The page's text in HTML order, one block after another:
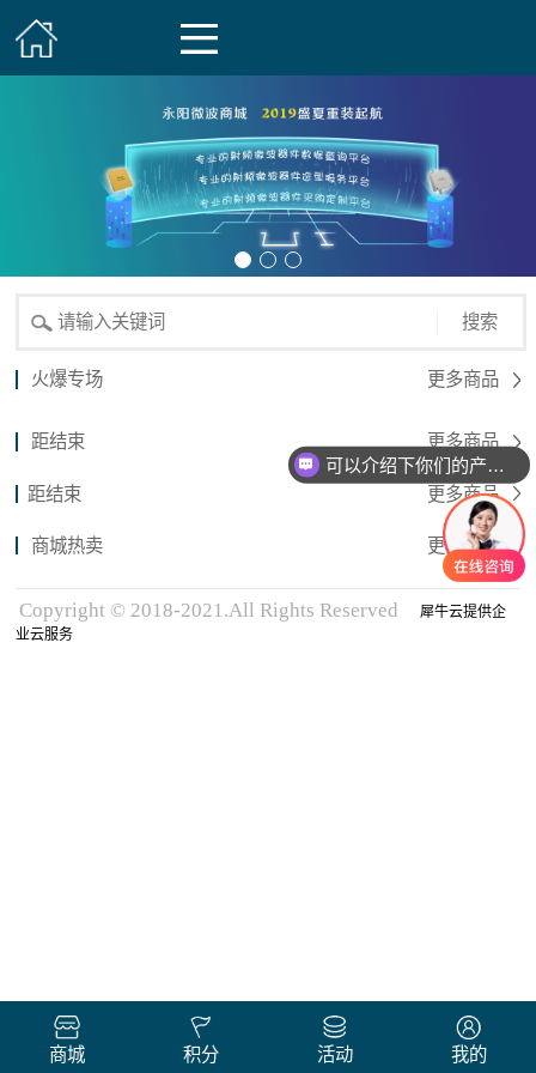
搜索
火爆专场 更多商品
距结束 更多商品
距结束 更多商品
商城热卖 更多商品
Copyright © 2018-2021.All Rights Reserved
犀牛云提供企
业云服务
商城 积分 活动 我的